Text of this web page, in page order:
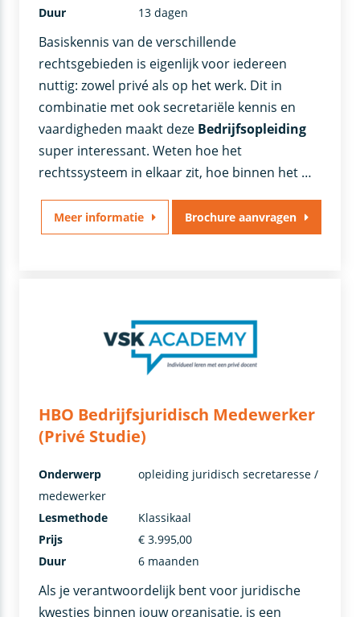
Basiskennis van de verschillende
rechtsgebieden is eigenlijk voor iedereen
nuttig: zowel privé als op het werk. Dit in
combinatie met ook secretariële kennis en
vaardigheden maakt deze Bedrijfsopleiding
super interessant. Weten hoe het
rechtssysteem in elkaar zit, hoe binnen het …
Duur
13 dagen
Meer informatie Brochure aanvragen
HBO Bedrijfsjuridisch Medewerker
(Privé Studie)
Als je verantwoordelijk bent voor juridische
kwesties binnen jouw organisatie, is een
Onderwerp
opleiding juridisch secretaresse /
medewerker
Lesmethode
Klassikaal
Prijs
€ 3.995,00
Duur
6 maanden